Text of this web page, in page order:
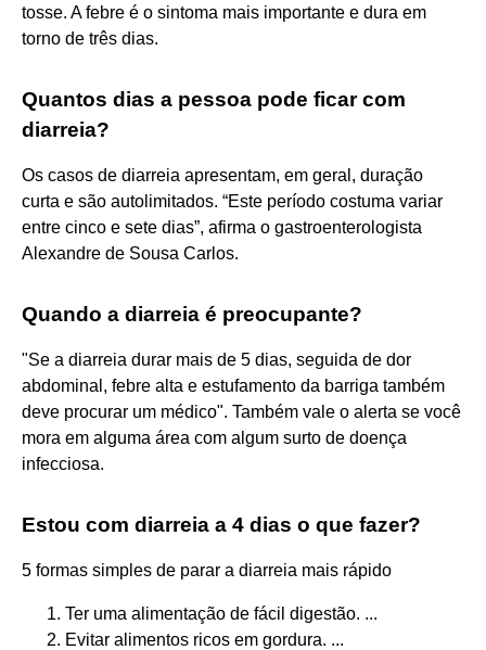
tosse. A febre é o sintoma mais importante e dura em
torno de três dias.
Quantos dias a pessoa pode ficar com
diarreia?
Os casos de diarreia apresentam, em geral, duração
curta e são autolimitados. “Este período costuma variar
entre cinco e sete dias”, afirma o gastroenterologista
Alexandre de Sousa Carlos.
Quando a diarreia é preocupante?
"Se a diarreia durar mais de 5 dias, seguida de dor
abdominal, febre alta e estufamento da barriga também
deve procurar um médico". Também vale o alerta se você
mora em alguma área com algum surto de doença
infecciosa.
Estou com diarreia a 4 dias o que fazer?
5 formas simples de parar a diarreia mais rápido
Ter uma alimentação de fácil digestão. ...
Evitar alimentos ricos em gordura. ...